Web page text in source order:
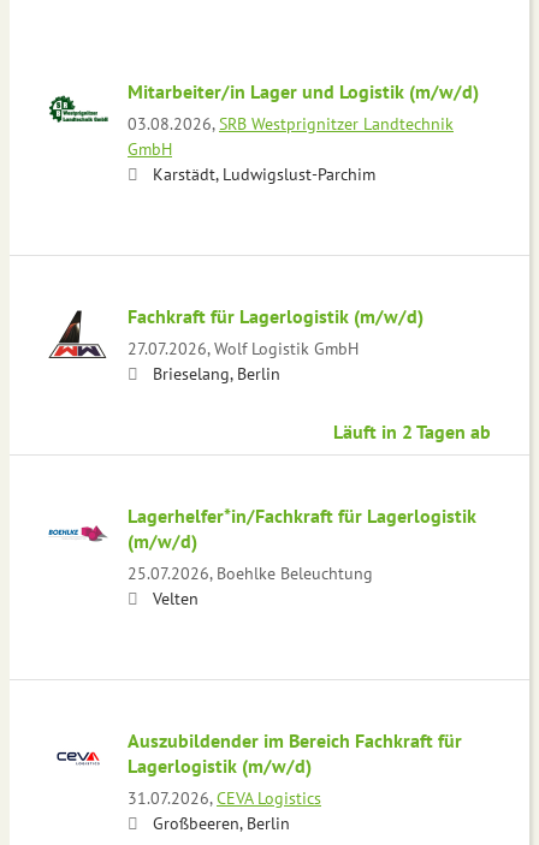
Mitarbeiter/in Lager und Logistik (m/w/d)
03.08.2026,SRB Westprignitzer Landtechnik
GmbH
Karstädt, Ludwigslust-Parchim
Fachkraft für Lagerlogistik (m/w/d)
27.07.2026,Wolf Logistik GmbH
Brieselang, Berlin
Läuft in 2 Tagen ab
Lagerhelfer*in/Fachkraft für Lagerlogistik
(m/w/d)
25.07.2026, Boehlke Beleuchtung
Velten
Auszubildender im Bereich Fachkraft für
Lagerlogistik (m/w/d)
31.07.2026,CEVA Logistics
Großbeeren, Berlin